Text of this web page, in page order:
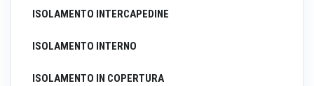
ISOLAMENTO INTERCAPEDINE
ISOLAMENTO INTERNO
ISOLAMENTO IN COPERTURA